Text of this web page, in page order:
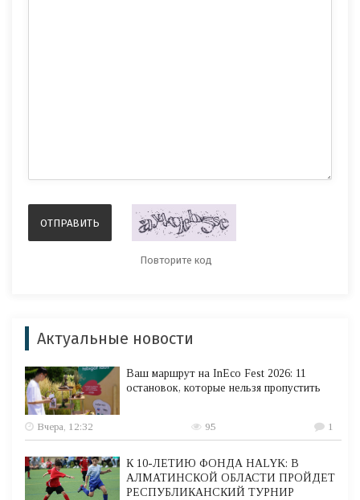
Актуальные новости
Ваш маршрут на InEco Fest 2026: 11
остановок, которые нельзя пропустить
Вчера, 12:32 95 1
К 10-ЛЕТИЮ ФОНДА HALYK: В
АЛМАТИНСКОЙ ОБЛАСТИ ПРОЙДЕТ
РЕСПУБЛИКАНСКИЙ ТУРНИР